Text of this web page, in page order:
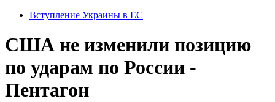
Вступление Украины в ЕС
США не изменили позицию
по ударам по России -
Пентагон